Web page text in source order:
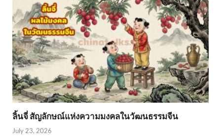
ลิ้นจี่ สัญลักษณ์แห่งความมงคลในวัฒนธรรมจีน
July 23, 2026